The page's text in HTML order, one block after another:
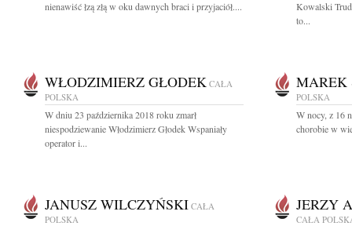
nienawiść łzą złą w oku dawnych braci i przyjaciół....
Kowalski
to...
WŁODZIMIERZ GŁODEK CAŁA
POLSKA
W dniu 23 października 2018 roku zmarł
niespodziewanie Włodzimierz Głodek Wspaniały
operator i...
MAREK
POLSKA
W nocy, z 16
chorobie w
JANUSZ WILCZYŃSKI CAŁA
POLSKA
JERZY
CAŁA